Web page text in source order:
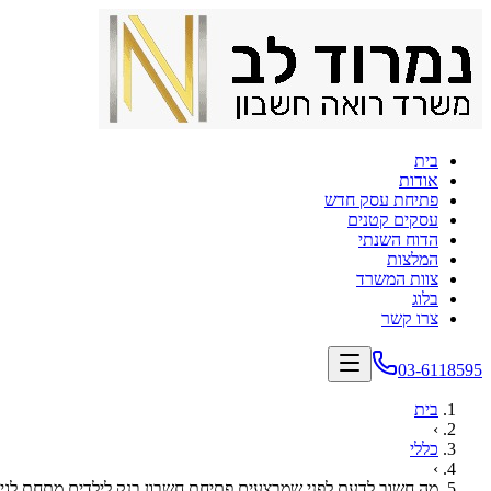
בית
אודות
פתיחת עסק חדש
עסקים קטנים
הדוח השנתי
המלצות
צוות המשרד
בלוג
צרו קשר
03-6118595
בית
›
כללי
›